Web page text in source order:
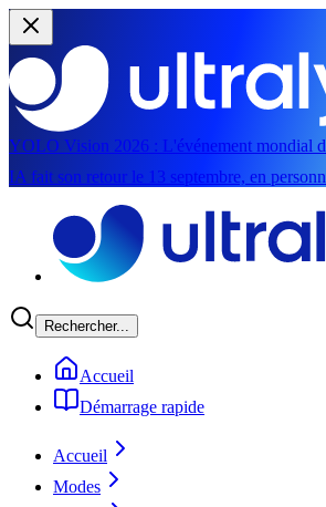
YOLO Vision 2026 : L'événement mondial
IA fait son retour le 13 septembre, en
Rechercher...
Accueil
Démarrage rapide
Accueil
Modes